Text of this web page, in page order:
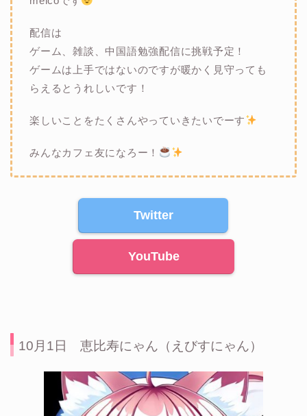
配信は
ゲーム、雑談、中国語勉強配信に挑戦予定！
ゲームは上手ではないのですが暖かく見守っても
らえるとうれしいです！
楽しいことをたくさんやっていきたいでーす
みんなカフェ友になろー！
Twitter
YouTube
10月1日 恵比寿にゃん（えびすにゃん）